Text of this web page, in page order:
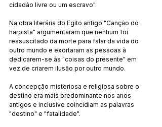
cidadão livre ou um escravo".
Na obra literária do Egito antigo "Canção do
harpista" argumentaram que nenhum foi
ressuscitado da morte para falar da vida do
outro mundo e exortaram as pessoas à
dedicarem-se às "coisas do presente" em
vez de criarem ilusão por outro mundo.
A concepção misteriosa e religiosa sobre o
destino era mais predominante nos anos
antigos e inclusive coincidiam as palavras
"destino" e "fatalidade".